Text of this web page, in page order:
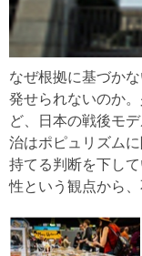
なぜ根拠に基づか
発せられないのか
ど、日本の戦後モ
治はポピュリズム
持てる判断を下し
性という観点から